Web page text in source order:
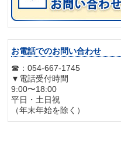
お電話でのお問い合わせ
☎：054-667-1745
▼電話受付時間
9:00〜18:00
平日・土日祝
（年末年始を除く）